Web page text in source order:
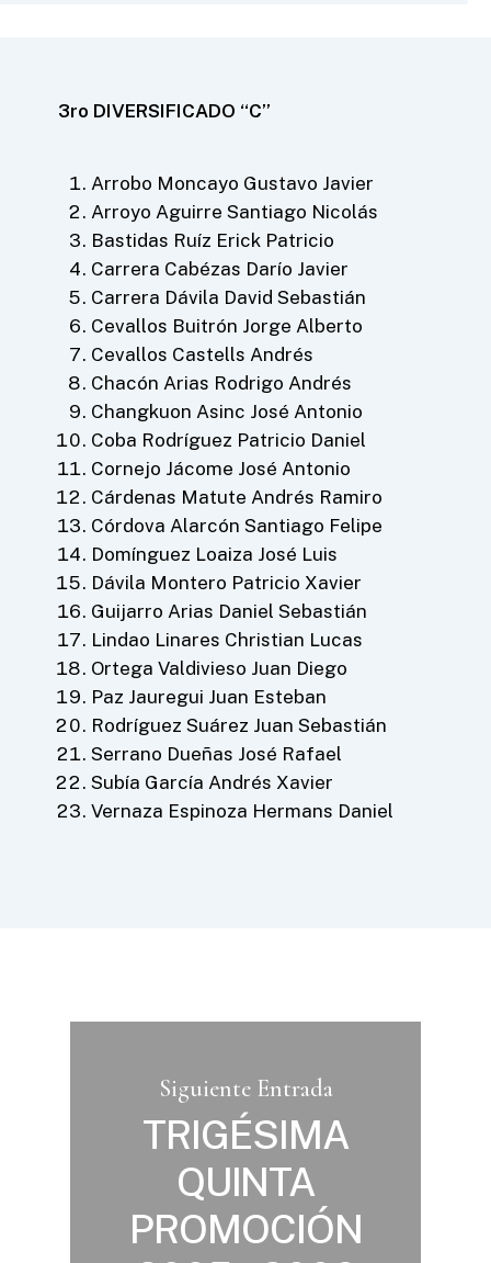
3ro DIVERSIFICADO “C”
Arrobo Moncayo Gustavo Javier
Arroyo Aguirre Santiago Nicolás
Bastidas Ruíz Erick Patricio
Carrera Cabézas Darío Javier
Carrera Dávila David Sebastián
Cevallos Buitrón Jorge Alberto
Cevallos Castells Andrés
Chacón Arias Rodrigo Andrés
Changkuon Asinc José Antonio
Coba Rodríguez Patricio Daniel
Cornejo Jácome José Antonio
Cárdenas Matute Andrés Ramiro
Córdova Alarcón Santiago Felipe
Domínguez Loaiza José Luis
Dávila Montero Patricio Xavier
Guijarro Arias Daniel Sebastián
Lindao Linares Christian Lucas
Ortega Valdivieso Juan Diego
Paz Jauregui Juan Esteban
Rodríguez Suárez Juan Sebastián
Serrano Dueñas José Rafael
Subía García Andrés Xavier
Vernaza Espinoza Hermans Daniel
Siguiente Entrada
TRIGÉSIMA
QUINTA
PROMOCIÓN